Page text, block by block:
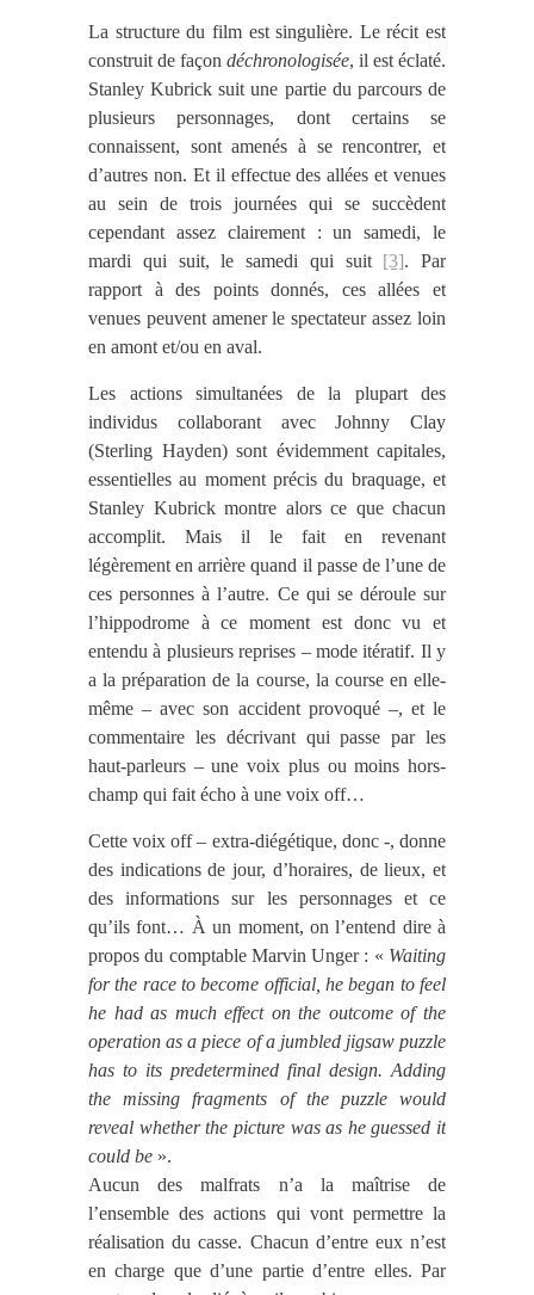
La structure du film est singulière. Le récit est
construit de façon déchronologisée, il est éclaté.
Stanley Kubrick suit une partie du parcours de
plusieurs personnages, dont certains se
connaissent, sont amenés à se rencontrer, et
d’autres non. Et il effectue des allées et venues
au sein de trois journées qui se succèdent
cependant assez clairement : un samedi, le
mardi qui suit, le samedi qui suit [3]. Par
rapport à des points donnés, ces allées et
venues peuvent amener le spectateur assez loin
en amont et/ou en aval.
Les actions simultanées de la plupart des
individus collaborant avec Johnny Clay
(Sterling Hayden) sont évidemment capitales,
essentielles au moment précis du braquage, et
Stanley Kubrick montre alors ce que chacun
accomplit. Mais il le fait en revenant
légèrement en arrière quand il passe de l’une de
ces personnes à l’autre. Ce qui se déroule sur
l’hippodrome à ce moment est donc vu et
entendu à plusieurs reprises – mode itératif. Il y
a la préparation de la course, la course en elle-
même – avec son accident provoqué –, et le
commentaire les décrivant qui passe par les
haut-parleurs – une voix plus ou moins hors-
champ qui fait écho à une voix off…
Cette voix off – extra-diégétique, donc -, donne
des indications de jour, d’horaires, de lieux, et
des informations sur les personnages et ce
qu’ils font… À un moment, on l’entend dire à
propos du comptable Marvin Unger : « Waiting
for the race to become official, he began to feel
he had as much effect on the outcome of the
operation as a piece of a jumbled jigsaw puzzle
has to its predetermined final design. Adding
the missing fragments of the puzzle would
reveal whether the picture was as he guessed it
could be ».
Aucun des malfrats n’a la maîtrise de
l’ensemble des actions qui vont permettre la
réalisation du casse. Chacun d’entre eux n’est
en charge que d’une partie d’entre elles. Par